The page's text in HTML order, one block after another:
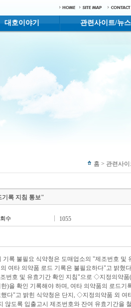
대호이야기 관련사이트/뉴스
홈 > 관련사
기록 지침 통보"
수 1055
록 불필요 식약청은 도매업소의 "제조번호 및
여타 의약품 로드 기록은 불필요하다"고 밝혔
번호 및 유효기간 확인 지침"으로 ◇지정의약품
)을 확인 기록해야 하며, 여타 의약품의 로드기
다"고 밝힌 식약청은 단지, ◇지정의약품 외 여
않도록 입출고시 제조번호와 잔여 유효기간을